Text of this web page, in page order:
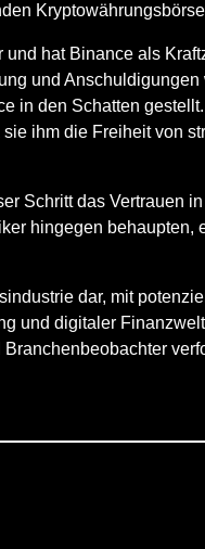
hat Binance als
und
in den Schatten
ihm die Freiheit von
Schritt das Vertrauen
hingegen behaupten,
dar, mit
und digitaler